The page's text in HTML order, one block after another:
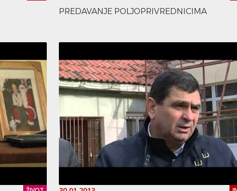
PREDAVANJE POLJOPRIVREDNICIMA